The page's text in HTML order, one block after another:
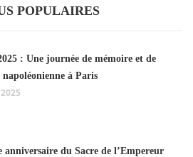
POPULAIRES
: Une journée de mémoire et de
à Paris
anniversaire du Sacre de l’Empereur